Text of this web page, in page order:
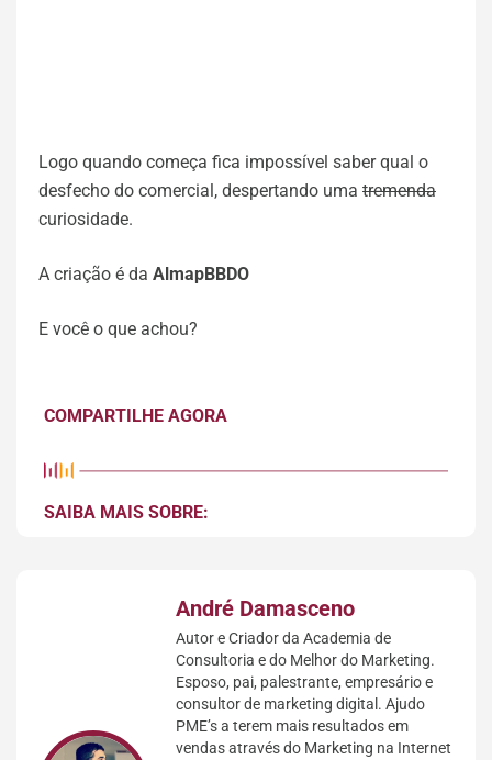
Logo quando começa fica impossível saber qual o
desfecho do comercial, despertando uma tremenda
curiosidade.
A criação é da AlmapBBDO
E você o que achou?
COMPARTILHE AGORA
SAIBA MAIS SOBRE:
André Damasceno
Autor e Criador da Academia de
Consultoria e do Melhor do Marketing.
Esposo, pai, palestrante, empresário e
consultor de marketing digital. Ajudo
PME’s a terem mais resultados em
vendas através do Marketing na Internet